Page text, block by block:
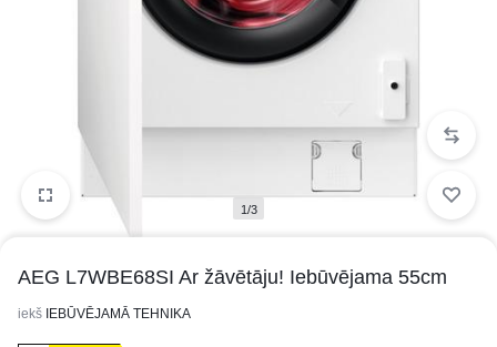
1/3
AEG L7WBE68SI Ar žāvētāju! Iebūvējama 55cm
iekš IEBŪVĒJAMĀ TEHNIKA